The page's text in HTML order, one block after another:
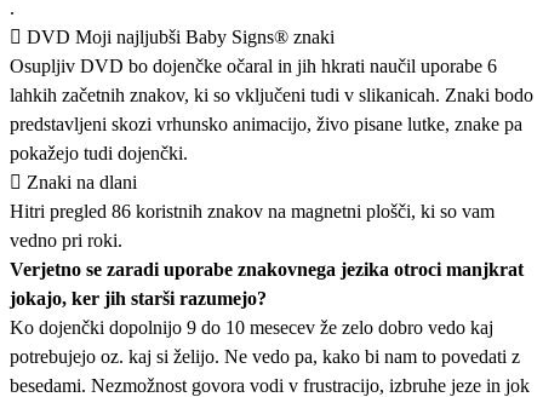
.
 DVD Moji najljubši Baby Signs® znaki
Osupljiv DVD bo dojenčke očaral in jih hkrati naučil uporabe 6
lahkih začetnih znakov, ki so vključeni tudi v slikanicah. Znaki bodo
predstavljeni skozi vrhunsko animacijo, živo pisane lutke, znake pa
pokažejo tudi dojenčki.
 Znaki na dlani
Hitri pregled 86 koristnih znakov na magnetni plošči, ki so vam
vedno pri roki.
Verjetno se zaradi uporabe znakovnega jezika otroci manjkrat
jokajo, ker jih starši razumejo?
Ko dojenčki dopolnijo 9 do 10 mesecev že zelo dobro vedo kaj
potrebujejo oz. kaj si želijo. Ne vedo pa, kako bi nam to povedati z
besedami. Nezmožnost govora vodi v frustracijo, izbruhe jeze in jok